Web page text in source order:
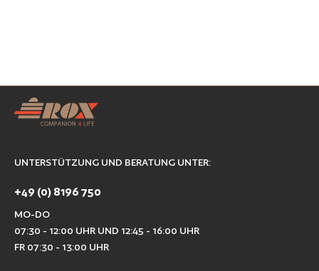
UNTERSTÜTZUNG UND BERATUNG UNTER:
+49 (0) 8196 750
MO-DO
07:30 - 12:00 UHR UND 12:45 - 16:00 UHR
FR 07:30 - 13:00 UHR